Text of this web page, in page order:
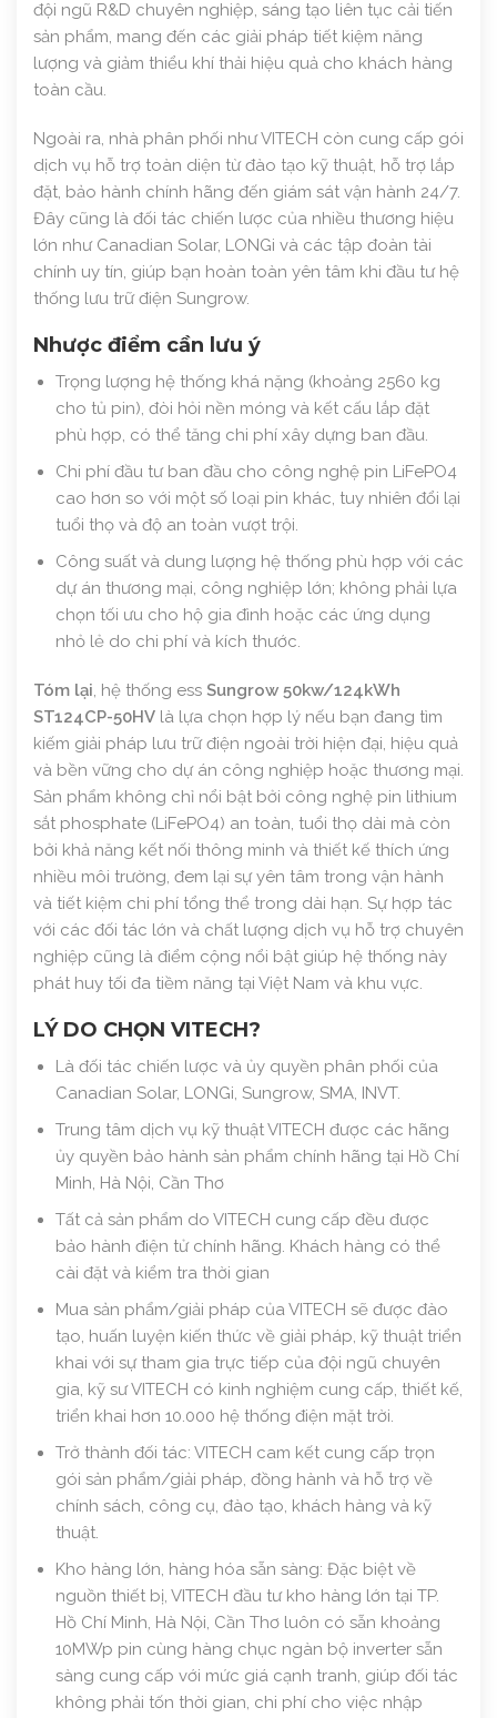
đội ngũ R&D chuyên nghiệp, sáng tạo liên tục cải tiến
sản phẩm, mang đến các giải pháp tiết kiệm năng
lượng và giảm thiểu khí thải hiệu quả cho khách hàng
toàn cầu.
Ngoài ra, nhà phân phối như VITECH còn cung cấp gói
dịch vụ hỗ trợ toàn diện từ đào tạo kỹ thuật, hỗ trợ lắp
đặt, bảo hành chính hãng đến giám sát vận hành 24/7.
Đây cũng là đối tác chiến lược của nhiều thương hiệu
lớn như Canadian Solar, LONGi và các tập đoàn tài
chính uy tín, giúp bạn hoàn toàn yên tâm khi đầu tư hệ
thống lưu trữ điện Sungrow.
Nhược điểm cần lưu ý
Trọng lượng hệ thống khá nặng (khoảng 2560 kg
cho tủ pin), đòi hỏi nền móng và kết cấu lắp đặt
phù hợp, có thể tăng chi phí xây dựng ban đầu.
Chi phí đầu tư ban đầu cho công nghệ pin LiFePO4
cao hơn so với một số loại pin khác, tuy nhiên đổi lại
tuổi thọ và độ an toàn vượt trội.
Công suất và dung lượng hệ thống phù hợp với các
dự án thương mại, công nghiệp lớn; không phải lựa
chọn tối ưu cho hộ gia đình hoặc các ứng dụng
nhỏ lẻ do chi phí và kích thước.
Tóm lại , hệ thống ess Sungrow 50kw/124kWh
ST124CP-50HV là lựa chọn hợp lý nếu bạn đang tìm
kiếm giải pháp lưu trữ điện ngoài trời hiện đại, hiệu quả
và bền vững cho dự án công nghiệp hoặc thương mại.
Sản phẩm không chỉ nổi bật bởi công nghệ pin lithium
sắt phosphate (LiFePO4) an toàn, tuổi thọ dài mà còn
bởi khả năng kết nối thông minh và thiết kế thích ứng
nhiều môi trường, đem lại sự yên tâm trong vận hành
và tiết kiệm chi phí tổng thể trong dài hạn. Sự hợp tác
với các đối tác lớn và chất lượng dịch vụ hỗ trợ chuyên
nghiệp cũng là điểm cộng nổi bật giúp hệ thống này
phát huy tối đa tiềm năng tại Việt Nam và khu vực.
LÝ DO CHỌN VITECH?
Là đối tác chiến lược và ủy quyền phân phối của
Canadian Solar, LONGi, Sungrow, SMA, INVT.
Trung tâm dịch vụ kỹ thuật VITECH được các hãng
ủy quyền bảo hành sản phẩm chính hãng tại Hồ Chí
Minh, Hà Nội, Cần Thơ
Tất cả sản phẩm do VITECH cung cấp đều được
bảo hành điện tử chính hãng. Khách hàng có thể
cài đặt và kiểm tra thời gian
Mua sản phẩm/giải pháp của VITECH sẽ được đào
tạo, huấn luyện kiến thức về giải pháp, kỹ thuật triển
khai với sự tham gia trực tiếp của đội ngũ chuyên
gia, kỹ sư VITECH có kinh nghiệm cung cấp, thiết kế,
triển khai hơn 10.000 hệ thống điện mặt trời.
Trở thành đối tác: VITECH cam kết cung cấp trọn
gói sản phẩm/giải pháp, đồng hành và hỗ trợ về
chính sách, công cụ, đào tạo, khách hàng và kỹ
thuật.
Kho hàng lớn, hàng hóa sẵn sàng: Đặc biệt về
nguồn thiết bị, VITECH đầu tư kho hàng lớn tại TP.
Hồ Chí Minh, Hà Nội, Cần Thơ luôn có sẵn khoảng
10MWp pin cùng hàng chục ngàn bộ inverter sẵn
sàng cung cấp với mức giá cạnh tranh, giúp đối tác
không phải tốn thời gian, chi phí cho việc nhập